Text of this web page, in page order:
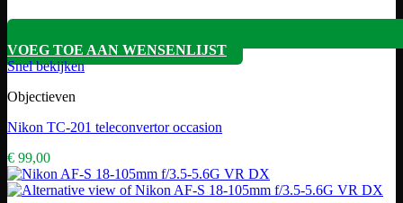
VOEG TOE AAN WENSENLIJST
Snel bekijken
Objectieven
Nikon TC-201 teleconvertor occasion
€ 99,00